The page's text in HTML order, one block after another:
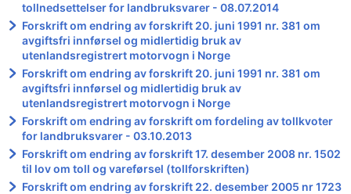
tollnedsettelser for landbruksvarer - 08.07.2014
Forskrift om endring av forskrift 20. juni 1991 nr. 381 om
avgiftsfri innførsel og midlertidig bruk av
utenlandsregistrert motorvogn i Norge
Forskrift om endring av forskrift 20. juni 1991 nr. 381 om
avgiftsfri innførsel og midlertidig bruk av
utenlandsregistrert motorvogn i Norge
Forskrift om endring av forskrift om fordeling av tollkvoter
for landbruksvarer - 03.10.2013
Forskrift om endring av forskrift 17. desember 2008 nr. 1502
til lov om toll og vareførsel (tollforskriften)
Forskrift om endring av forskrift 22. desember 2005 nr 1723